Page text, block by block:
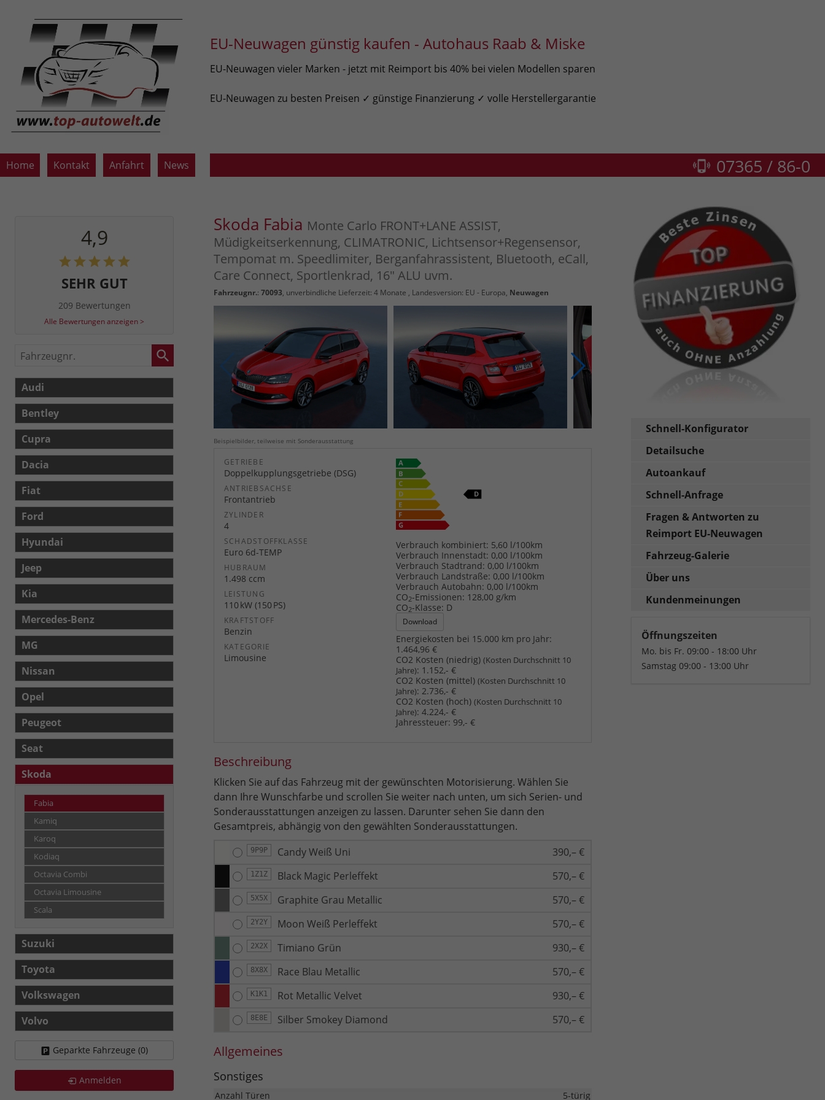
EU-Neuwagen günstig kaufen - Autohaus Raab & Miske
EU-Neuwagen vieler Marken - jetzt mit Reimport bis 40% bei vielen Modellen sparen
EU-Neuwagen zu besten Preisen ✓ günstige Finanzierung ✓ volle Herstellergarantie
Home Kontakt Anfahrt News 07365 / 86-0
Skoda Fabia Monte Carlo FRONT+LANE ASSIST,
Müdigkeitserkennung, CLIMATRONIC, Lichtsensor+Regensensor,
Tempomat m. Speedlimiter, Berganfahrassistent, Bluetooth, eCall,
Care Connect, Sportlenkrad, 16" ALU uvm.
Fahrzeugnr.: 70093, unverbindliche Lieferzeit: 4 Monate , Landesversion: EU - Europa, Neuwagen
Beispielbilder, teilweise mit Sonderausstattung
GETRIEBE
Doppelkupplungsgetriebe (DSG)
ANTRIEBSACHSE
Frontantrieb
ZYLINDER
4
SCHADSTOFFKLASSE
Euro 6d-TEMP
HUBRAUM
1.498 ccm
LEISTUNG
110 kW (150 PS)
KRAFTSTOFF
Benzin
KATEGORIE
Limousine
Verbrauch kombiniert: 5,60 l/100km
Verbrauch Innenstadt: 0,00 l/100km
Verbrauch Stadtrand: 0,00 l/100km
Verbrauch Landstraße: 0,00 l/100km
Verbrauch Autobahn: 0,00 l/100km
CO2-Emissionen: 128,00 g/km
CO2-Klasse: D
Download
Energiekosten bei 15.000 km pro Jahr:
1.464,96 €
CO2 Kosten (niedrig)(Kosten Durchschnitt 10
Jahre): 1.152,- €
CO2 Kosten (mittel)(Kosten Durchschnitt 10
Jahre): 2.736,- €
CO2 Kosten (hoch)(Kosten Durchschnitt 10
Jahre): 4.224,- €
Jahressteuer: 99,- €
Beschreibung
Klicken Sie auf das Fahrzeug mit der gewünschten Motorisierung. Wählen Sie
dann Ihre Wunschfarbe und scrollen Sie weiter nach unten, um sich Serien- und
Sonderausstattungen anzeigen zu lassen. Darunter sehen Sie dann den
Gesamtpreis, abhängig von den gewählten Sonderausstattungen.
9P9P Candy Weiß Uni 390,– €
1Z1Z Black Magic Perleffekt 570,– €
5X5X Graphite Grau Metallic 570,– €
2Y2Y Moon Weiß Perleffekt 570,– €
2X2X Timiano Grün 930,– €
8X8X Race Blau Metallic 570,– €
K1K1 Rot Metallic Velvet 930,– €
8E8E Silber Smokey Diamond 570,– €
Allgemeines
Sonstiges
Anzahl Türen
5-türig
4,9
SEHR GUT
209 Bewertungen
Alle Bewertungen anzeigen >
Fahrzeugnr.
Audi
Bentley
Cupra
Dacia
Fiat
Ford
Hyundai
Jeep
Kia
Mercedes-Benz
MG
Nissan
Opel
Peugeot
Seat
Skoda
Fabia
Kamiq
Karoq
Kodiaq
Octavia Combi
Octavia Limousine
Scala
Suzuki
Toyota
Volkswagen
Volvo
Geparkte Fahrzeuge (0)
Anmelden
Schnell-Konfigurator
Detailsuche
Autoankauf
Schnell-Anfrage
Fragen & Antworten zu
Reimport EU-Neuwagen
Fahrzeug-Galerie
Über uns
Kundenmeinungen
Öffnungszeiten
Mo. bis Fr. 09:00 - 18:00 Uhr
Samstag 09:00 - 13:00 Uhr